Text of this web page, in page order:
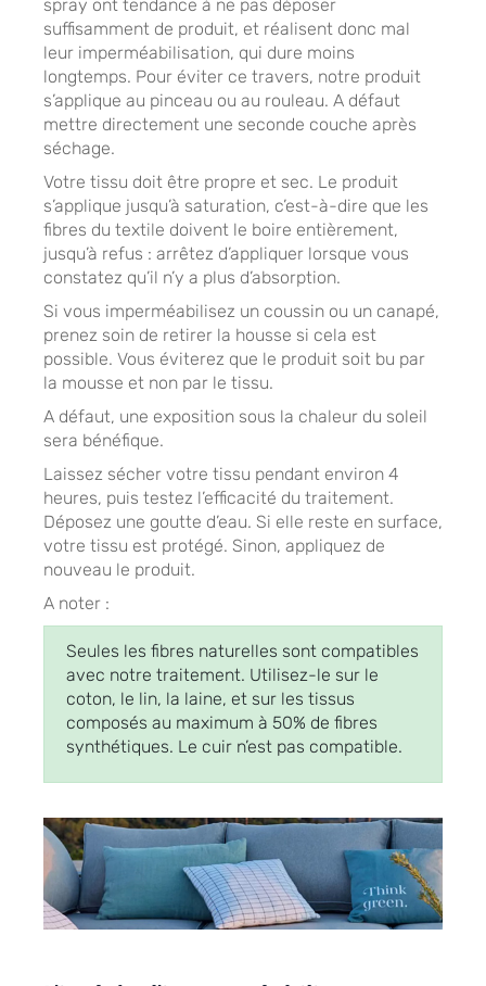
spray ont tendance à ne pas déposer
suffisamment de produit, et réalisent donc mal
leur imperméabilisation, qui dure moins
longtemps. Pour éviter ce travers, notre produit
s’applique au pinceau ou au rouleau. A défaut
mettre directement une seconde couche après
séchage.
Votre tissu doit être propre et sec. Le produit
s’applique jusqu’à saturation, c’est-à-dire que les
fibres du textile doivent le boire entièrement,
jusqu’à refus : arrêtez d’appliquer lorsque vous
constatez qu’il n’y a plus d’absorption.
Si vous imperméabilisez un coussin ou un canapé,
prenez soin de retirer la housse si cela est
possible. Vous éviterez que le produit soit bu par
la mousse et non par le tissu.
A défaut, une exposition sous la chaleur du soleil
sera bénéfique.
Laissez sécher votre tissu pendant environ 4
heures, puis testez l’efficacité du traitement.
Déposez une goutte d’eau. Si elle reste en surface,
votre tissu est protégé. Sinon, appliquez de
nouveau le produit.
A noter :
Seules les fibres naturelles sont compatibles
avec notre traitement. Utilisez-le sur le
coton, le lin, la laine, et sur les tissus
composés au maximum à 50% de fibres
synthétiques. Le cuir n’est pas compatible.